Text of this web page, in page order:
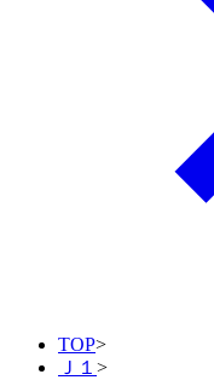
TOP>
Ｊ１ >